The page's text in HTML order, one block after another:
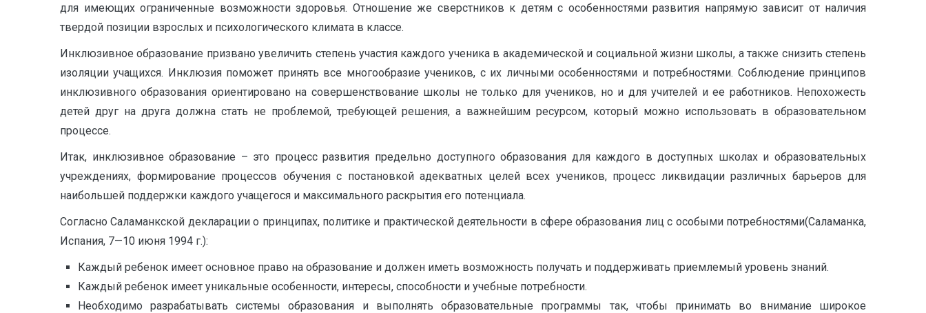
для имеющих ограниченные возможности здоровья. Отношение же сверстников к детям с особенностями развития напрямую зависит от наличия
твердой позиции взрослых и психологического климата в классе.
Инклюзивное образование призвано увеличить степень участия каждого ученика в академической и социальной жизни школы, а также снизить степень
изоляции учащихся. Инклюзия поможет принять все многообразие учеников, с их личными особенностями и потребностями. Соблюдение принципов
инклюзивного образования ориентировано на совершенствование школы не только для учеников, но и для учителей и ее работников. Непохожесть
детей друг на друга должна стать не проблемой, требующей решения, а важнейшим ресурсом, который можно использовать в образовательном
процессе.
Итак, инклюзивное образование – это процесс развития предельно доступного образования для каждого в доступных школах и образовательных
учреждениях, формирование процессов обучения с постановкой адекватных целей всех учеников, процесс ликвидации различных барьеров для
наибольшей поддержки каждого учащегося и максимального раскрытия его потенциала.
Согласно Саламанкской декларации о принципах, политике и практической деятельности в сфере образования лиц с особыми потребностями(Саламанка,
Испания, 7—10 июня 1994 г.):
Каждый ребенок имеет основное право на образование и должен иметь возможность получать и поддерживать приемлемый уровень знаний.
Каждый ребенок имеет уникальные особенности, интересы, способности и учебные потребности.
Необходимо разрабатывать системы образования и выполнять образовательные программы так, чтобы принимать во внимание широкое